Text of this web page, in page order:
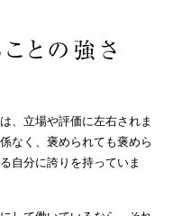
ことの強さ
、立場や評価に左右されま
なく、褒められても褒めら
自分に誇りを持っていま